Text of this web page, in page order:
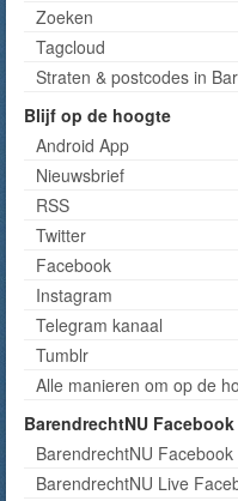
Zoeken
Tagcloud
Straten & postcodes in
Blijf op de hoogte
Android App
Nieuwsbrief
RSS
Twitter
Facebook
Instagram
Telegram kanaal
Tumblr
Alle manieren om op de
BarendrechtNU
BarendrechtNU Facebook
BarendrechtNU Live